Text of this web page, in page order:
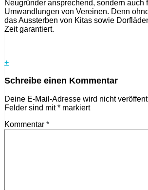
Neugründer ansprechend, sondern auch
Umwandlungen von Vereinen. Denn
das Aussterben von Kitas sowie
Zeit garantiert.
+
Schreibe einen Kommentar
Deine E-Mail-Adresse wird nicht
Felder sind mit* markiert
Kommentar *